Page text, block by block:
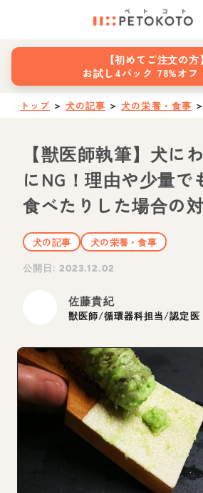
【初めてご注文の方】
お試し4パック 78%オフ
トップ ＞ 犬の記事 ＞ 犬の栄養・食事 ＞
【獣医師執筆】犬に
にNG！理由や少量で
食べたりした場合の
犬の記事
犬の栄養・食事
公開日:2023.12.02
佐藤貴紀
獣医師/循環器科担当/認定医